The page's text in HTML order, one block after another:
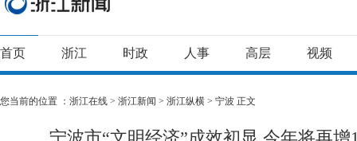
首页 浙江 时政 人事 高层 视频
您当前的位置 ： 浙江在线 > 浙江新闻 > 浙江纵横 > 宁波 正文